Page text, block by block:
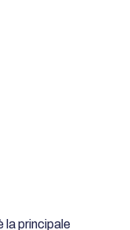
la principale